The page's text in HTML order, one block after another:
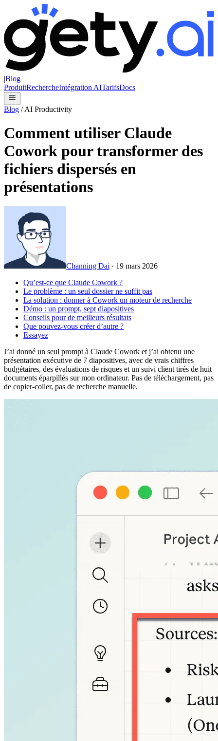
|Blog
ProduitRechercheIntégration AITarifsDocs
Blog / AI Productivity
Comment utiliser Claude
Cowork pour transformer des
fichiers dispersés en
présentations
Channing Dai · 19 mars 2026
Qu’est-ce que Claude Cowork ?
Le problème : un seul dossier ne suffit pas
La solution : donner à Cowork un moteur de recherche
Démo : un prompt, sept diapositives
Conseils pour de meilleurs résultats
Que pouvez-vous créer d’autre ?
Essayez
J’ai donné un seul prompt à Claude Cowork et j’ai obtenu une
présentation exécutive de 7 diapositives, avec de vrais chiffres
budgétaires, des évaluations de risques et un suivi client tirés de huit
documents éparpillés sur mon ordinateur. Pas de téléchargement, pas
de copier-coller, pas de recherche manuelle.